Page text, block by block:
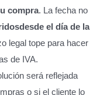
compra. La fecha no
desde el día de la
legal tope para hacer
de IVA.
será reflejada
o si el cliente lo